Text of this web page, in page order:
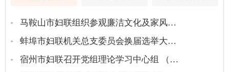
马鞍山市妇联组织参观廉洁文化及家风…
蚌埠市妇联机关总支委员会换届选举大…
宿州市妇联召开党组理论学习中心组 （…